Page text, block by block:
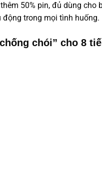
50% pin, đủ dùng cho
động trong mọi tình huống.
chói” cho 8